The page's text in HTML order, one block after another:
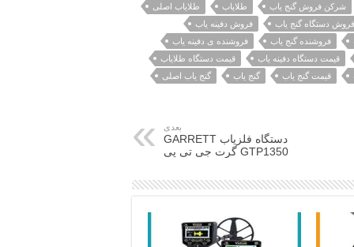
شرکن فروش گنج یاب
طلایاب
طلایاب اصلی
فروش دستگاه گنج یاب
فروش دفینه یاب
فروشنده گنج یاب
فروشنده ی دفینه یاب
قیمت دستگاه دفینه یاب
قیمت دستگاه طلایاب
قیمت گنج یاب گنج یاب گنج یاب اصلی
بعدی
دستگاه فلزیاب GARRETT
GTP1350 گرت جی تی پی